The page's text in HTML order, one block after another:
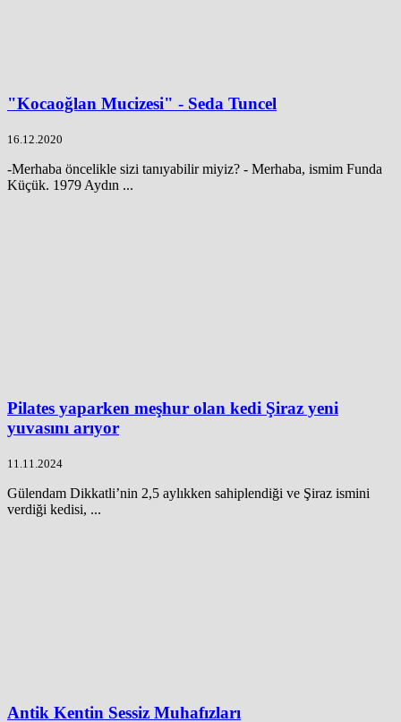
"Kocaoğlan Mucizesi" - Seda Tuncel
16.12.2020
-Merhaba öncelikle sizi tanıyabilir miyiz? - Merhaba, ismim Funda
Küçük. 1979 Aydın ...
Pilates yaparken meşhur olan kedi Şiraz yeni
yuvasını arıyor
11.11.2024
Gülendam Dikkatli’nin 2,5 aylıkken sahiplendiği ve Şiraz ismini
verdiği kedisi, ...
Antik Kentin Sessiz Muhafızları